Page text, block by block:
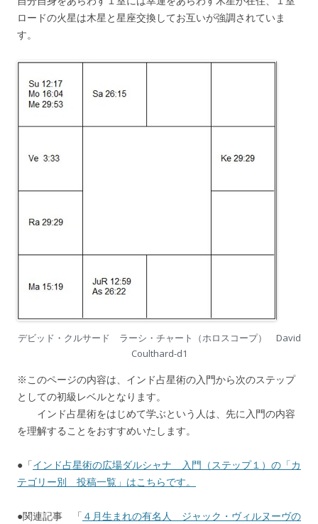
ロードの火星は木星と星座交換してお互いが強調されていま
す。
デビッド・クルサード ラーシ・チャート（ホロスコープ） David
Coulthard-d1
※このページの内容は、インド占星術の入門から次のステップ
としての初級レベルとなります。
インド占星術をはじめて学ぶという人は、先に入門の内容
を理解することをおすすめいたします。
●「インド占星術の広場ダルシャナ 入門（ステップ１）の「カ
テゴリー別 投稿一覧」はこちらです。
●関連記事 「 ４月生まれの有名人 ジャック・ヴィルヌーヴの